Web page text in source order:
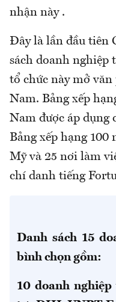
nhận này .
Đây là lần đầu tiên
sách doanh nghiệp
tổ chức này mở
Nam. Bảng xếp
Nam được áp dụng
Bảng xếp hạng
Mỹ và 25 nơi làm
chí danh tiếng
Danh sách 15
bình chọn gồm:
10 doanh